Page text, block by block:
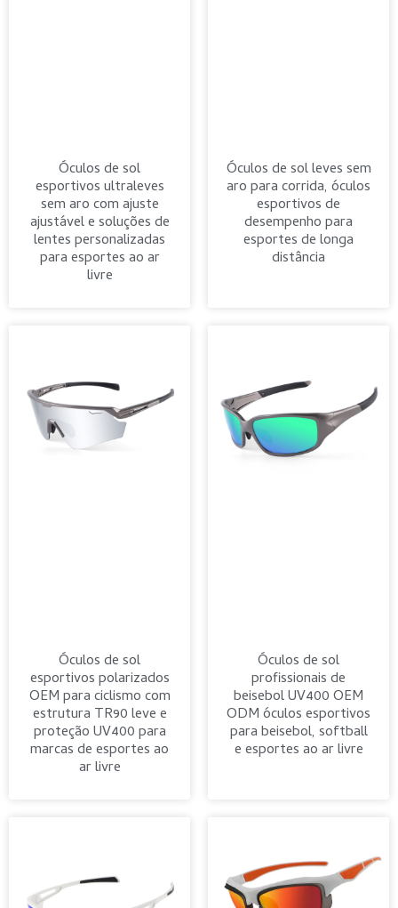
Óculos de sol
esportivos ultraleves
sem aro com ajuste
ajustável e soluções de
lentes personalizadas
para esportes ao ar
livre
Óculos de sol leves sem
aro para corrida, óculos
esportivos de
desempenho para
esportes de longa
distância
Óculos de sol
esportivos polarizados
OEM para ciclismo com
estrutura TR90 leve e
proteção UV400 para
marcas de esportes ao
ar livre
Óculos de sol
profissionais de
beisebol UV400 OEM
ODM óculos esportivos
para beisebol, softball
e esportes ao ar livre